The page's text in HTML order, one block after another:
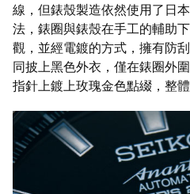
線，但錶殼製造依然使用了日
法，錶圈與錶殼在手工的輔助
觀，並經電鍍的方式，擁有防
同披上黑色外衣，僅在錶圈外
指針上鍍上玫瑰金色點綴，整體